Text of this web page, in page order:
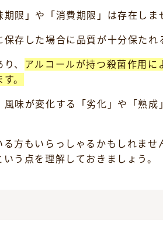
限」や「消費期限」は存在しま
存した場合に品質が十分保たれ
、 アルコールが持つ殺菌作用
。
味が変化する「劣化」や「熟
方もいらっしゃるかもしれませ
う点を理解しておきましょう。